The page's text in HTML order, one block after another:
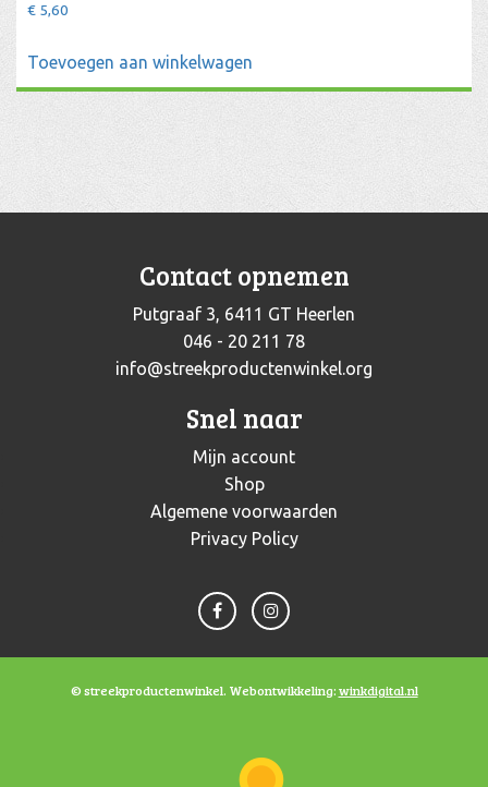
€ 5,60
Toevoegen aan winkelwagen
Contact opnemen
Putgraaf 3, 6411 GT Heerlen
046 - 20 211 78
info@streekproductenwinkel.org
Snel naar
Mijn account
Shop
Algemene voorwaarden
Privacy Policy
© streekproductenwinkel. Webontwikkeling:winkdigital.nl